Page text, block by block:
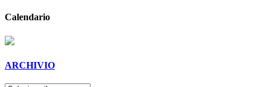
Calendario
ARCHIVIO